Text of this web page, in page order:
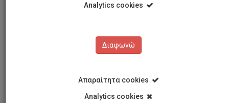
Ελίζα Αγγελίδου-Λοίζου
Analytics cookies
Διαφωνώ
Απαραίτητα cookies
Analytics cookies